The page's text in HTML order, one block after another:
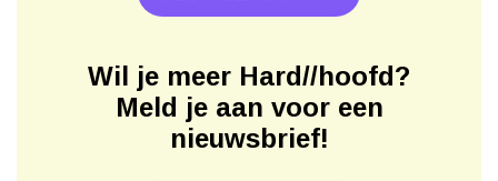
Wil je meer Hard//hoofd?
Meld je aan voor een
nieuwsbrief!